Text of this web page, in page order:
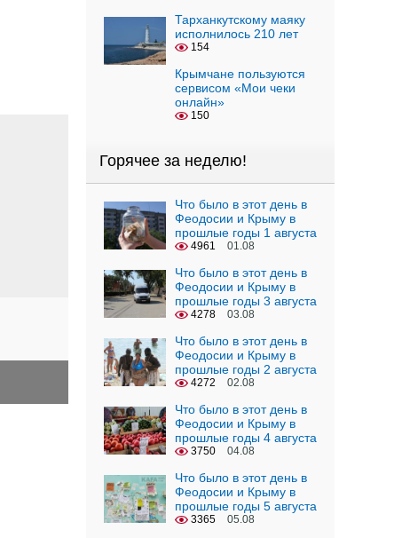
Тарханкутскому маяку
исполнилось 210 лет
154
Крымчане пользуются
сервисом «Мои чеки
онлайн»
150
Горячее за неделю!
Что было в этот день в
Феодосии и Крыму в
прошлые годы 1 августа
4961 01.08
Что было в этот день в
Феодосии и Крыму в
прошлые годы 3 августа
4278 03.08
Что было в этот день в
Феодосии и Крыму в
прошлые годы 2 августа
4272 02.08
Что было в этот день в
Феодосии и Крыму в
прошлые годы 4 августа
3750 04.08
Что было в этот день в
Феодосии и Крыму в
прошлые годы 5 августа
3365 05.08